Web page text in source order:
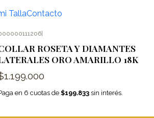
TallaContacto
|
ROSETA Y DIAMANTES
ORO AMARILLO 18K
en 6 cuotas de $199.833sin interés.